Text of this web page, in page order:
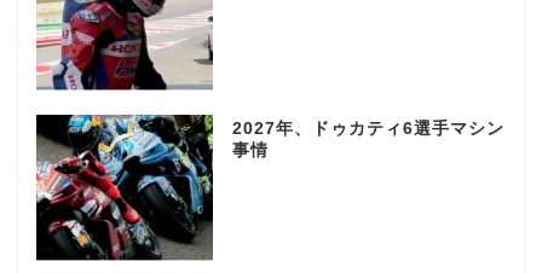
2027年、ドゥカティ6選手マシン
事情